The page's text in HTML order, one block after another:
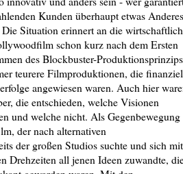
Kunden überhaupt etwas
Situation erinnert an die
schon kurz nach dem Ersten
des Blockbuster-Produktionsprinzips
teurere Filmproduktionen, die
angewiesen waren. Auch hier
die entschieden, welche Visionen
und welche nicht. Als Gegenbewegung
der nach alternativen
der großen Studios suchte und sich mit
Drehzeiten all jenen Ideen zuwandte,